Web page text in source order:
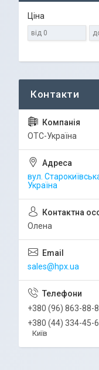
Ціна
ОТС-Україна
вул.
Україна
Олена
sales@hpx.ua
+380 (96) 863-88-
+380 (44) 334-45-
Київ